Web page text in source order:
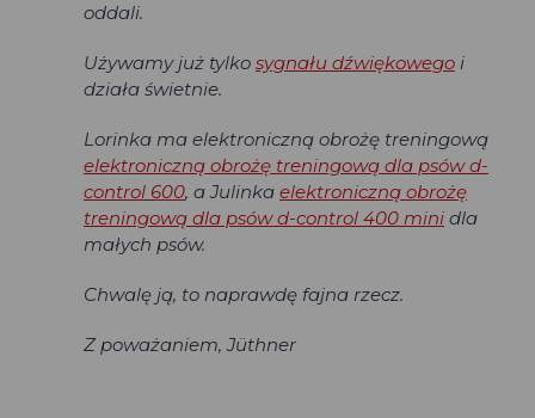
oddali.
Używamy już tylko sygnału dźwiękowego i
działa świetnie.
Lorinka ma elektroniczną obrożę treningową
elektroniczną obrożę treningową dla psów d-
control 600, a Julinka elektroniczną obrożę
treningową dla psów d-control 400 mini dla
małych psów.
Chwalę ją, to naprawdę fajna rzecz.
Z poważaniem, Jüthner